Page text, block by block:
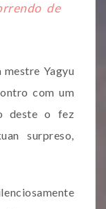
de
mestre Yagyu
com um
deste o fez
surpreso,